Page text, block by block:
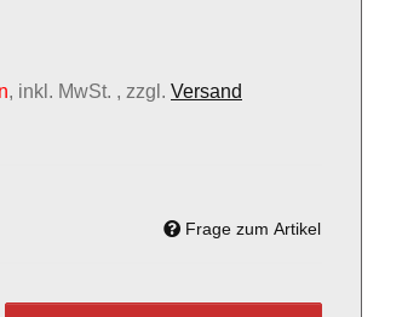
, inkl. MwSt. , zzgl. Versand
Frage zum Artikel